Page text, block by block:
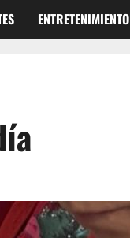
ENTRETENIMIENTO